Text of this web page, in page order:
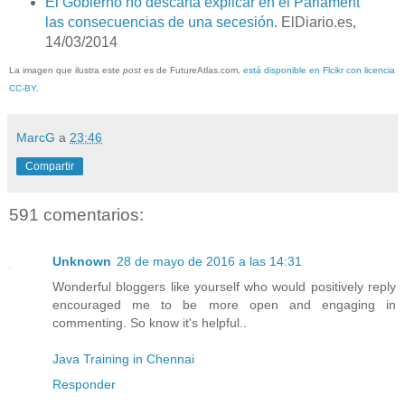
las consecuencias de una secesión. ElDiario.es,
14/03/2014
La imagen que ilustra este post es de FutureAtlas.com, está disponible en Flcikr con licencia
CC-BY.
MarcG a 23:46
Compartir
591 comentarios:
Unknown 28 de mayo de 2016 a las 14:31
Wonderful bloggers like yourself who would positively reply
encouraged me to be more open and engaging in
commenting. So know it's helpful..
Java Training in Chennai
Responder